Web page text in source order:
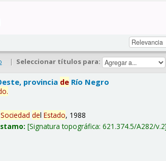
| Seleccionar títulos para:
provincia de Río Negro
.
Sociedad delEstado, 1988
Signatura topográfica:621.374.5/A282/v.2